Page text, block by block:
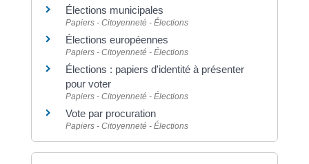
Élections municipales
Papiers - Citoyenneté - Élections
Élections européennes
Papiers - Citoyenneté - Élections
Élections : papiers d'identité à présenter
pour voter
Papiers - Citoyenneté - Élections
Vote par procuration
Papiers - Citoyenneté - Élections